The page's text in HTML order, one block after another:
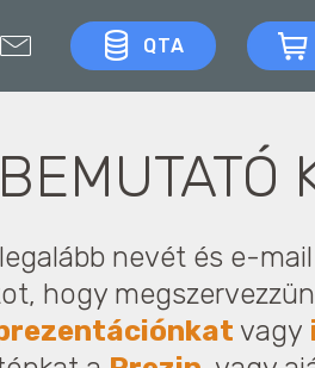
nevét és e-
hogy
vagy
QTA